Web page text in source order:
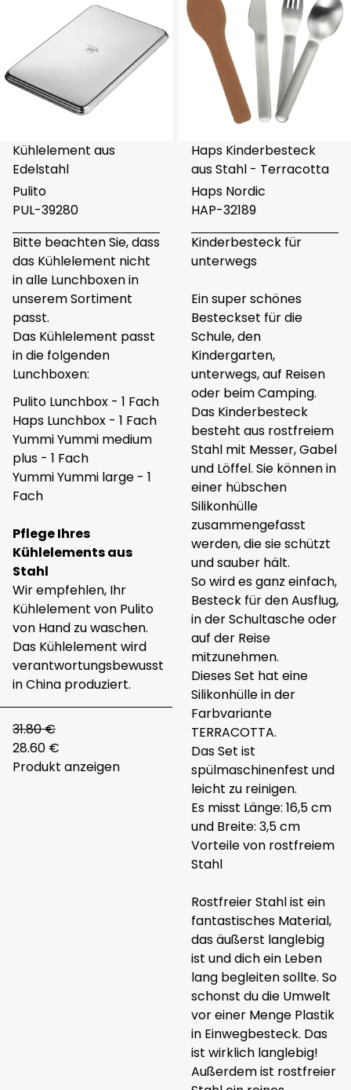
Kühlelement aus
Edelstahl
Pulito
PUL-39280
Bitte beachten Sie, dass
das Kühlelement nicht
in alle Lunchboxen in
unserem Sortiment
passt.
Das Kühlelement passt
in die folgenden
Lunchboxen:
Pulito Lunchbox - 1 Fach
Haps Lunchbox - 1 Fach
Yummi Yummi medium
plus - 1 Fach
Yummi Yummi large - 1
Fach
Pflege Ihres
Kühlelements aus
Stahl
Wir empfehlen, Ihr
Kühlelement von Pulito
von Hand zu waschen.
Das Kühlelement wird
verantwortungsbewusst
in China produziert.
31.80 €
28.60 €
Produkt anzeigen
Haps Kinderbesteck
aus Stahl - Terracotta
Haps Nordic
HAP-32189
Kinderbesteck für
unterwegs
Ein super schönes
Besteckset für die
Schule, den
Kindergarten,
unterwegs, auf Reisen
oder beim Camping.
Das Kinderbesteck
besteht aus rostfreiem
Stahl mit Messer, Gabel
und Löffel. Sie können in
einer hübschen
Silikonhülle
zusammengefasst
werden, die sie schützt
und sauber hält.
So wird es ganz einfach,
Besteck für den Ausflug,
in der Schultasche oder
auf der Reise
mitzunehmen.
Dieses Set hat eine
Silikonhülle in der
Farbvariante
TERRACOTTA.
Das Set ist
spülmaschinenfest und
leicht zu reinigen.
Es misst Länge: 16,5 cm
und Breite: 3,5 cm
Vorteile von rostfreiem
Stahl
Rostfreier Stahl ist ein
fantastisches Material,
das äußerst langlebig
ist und dich ein Leben
lang begleiten sollte. So
schonst du die Umwelt
vor einer Menge Plastik
in Einwegbesteck. Das
ist wirklich langlebig!
Außerdem ist rostfreier